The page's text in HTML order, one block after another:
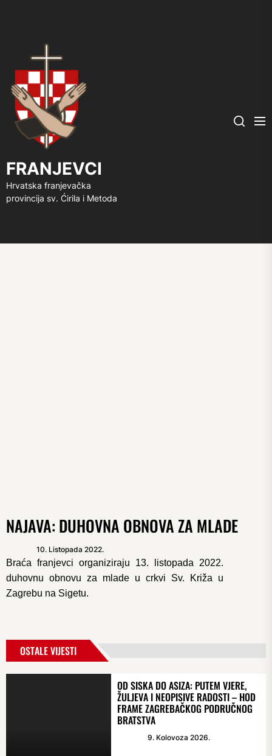
FRANJEVCI
Hrvatska franjevačka
provincija sv. Ćirila i Metoda
Search
NAJAVA: DUHOVNA OBNOVA ZA MLADE
10. Listopada 2022.
Braća franjevci organiziraju 13. listopada 2022.
duhovnu obnovu za mlade u crkvi Sv. Križa u
Zagrebu na Sigetu.
OSTALE VIJESTI
OD SISKA DO ASIZA: PUTEM VJERE,
ŽULJEVA I NEOPISIVE RADOSTI – HOD
FRAME ZAGREBAČKOG PODRUČNOG
BRATSTVA
9. Kolovoza 2026.